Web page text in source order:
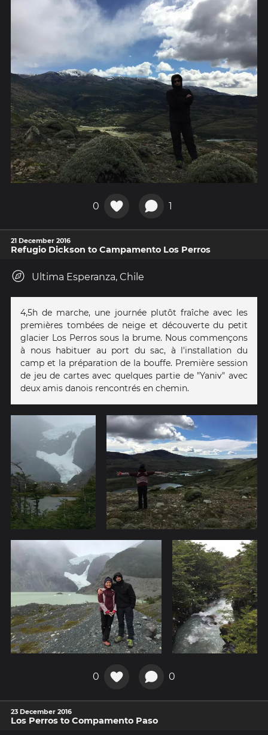
0 1
21 December 2016
Refugio Dickson to Campamento Los Perros
Ultima Esperanza, Chile
4,5h de marche, une journée plutôt fraîche avec les
premières tombées de neige et découverte du petit
glacier Los Perros sous la brume. Nous commençons
à nous habituer au port du sac, à l'installation du
camp et la préparation de la bouffe. Première session
de jeu de cartes avec quelques partie de "Yaniv" avec
deux amis danois rencontrés en chemin.
0 0
23 December 2016
Los Perros to Compamento Paso